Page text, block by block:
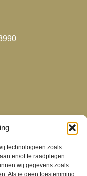
technologieën zoals
en/of te raadplegen.
wij gegevens zoals
Als je geen toestemming